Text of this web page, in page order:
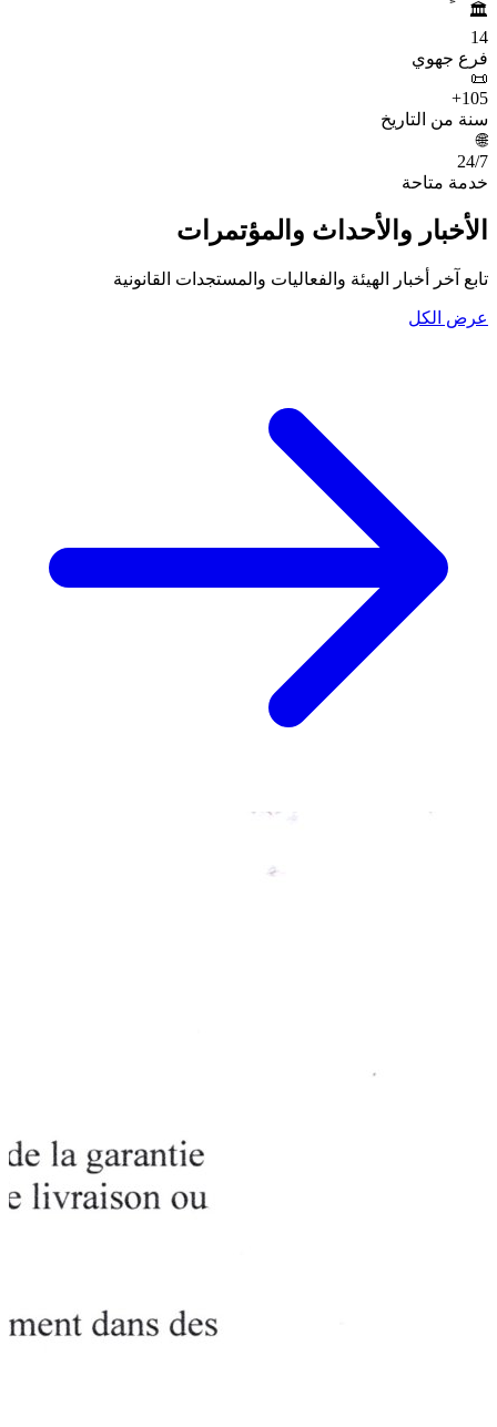
🏛️
14
فرع جهوي
📜
105
+
سنة من التاريخ
🌐
24/7
خدمة متاحة
الأخبار والأحداث والمؤتمرات
تابع آخر أخبار الهيئة والفعاليات والمستجدات القانونية
عرض الكل